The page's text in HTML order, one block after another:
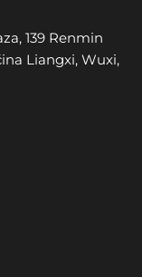
139 Renmin
Liangxi, Wuxi,